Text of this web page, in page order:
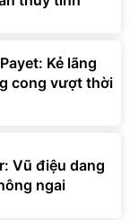
Kẻ lãng
cong vượt thời
Vũ điệu dang
ngai